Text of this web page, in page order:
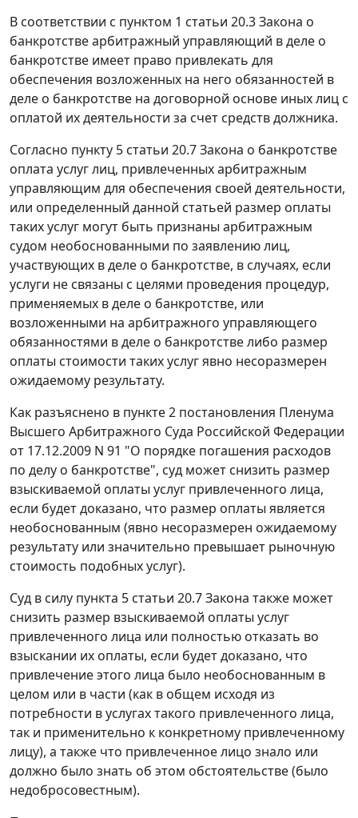
В соответствии с пунктом 1 статьи 20.3Закона о
банкротстве арбитражный управляющий в деле о
банкротстве имеет право привлекать для
обеспечения возложенных на него обязанностей в
деле о банкротстве на договорной основе иных лиц с
оплатой их деятельности за счет средств должника.
Согласно пункту 5 статьи 20.7Закона о банкротстве
оплата услуг лиц, привлеченных арбитражным
управляющим для обеспечения своей деятельности,
или определенный данной статьей размер оплаты
таких услуг могут быть признаны арбитражным
судом необоснованными по заявлению лиц,
участвующих в деле о банкротстве, в случаях, если
услуги не связаны с целями проведения процедур,
применяемых в деле о банкротстве, или
возложенными на арбитражного управляющего
обязанностями в деле о банкротстве либо размер
оплаты стоимости таких услуг явно несоразмерен
ожидаемому результату.
Как разъяснено в пункте 2 постановления Пленума
Высшего Арбитражного Суда Российской Федерации
от 17.12.2009 N 91 "О порядке погашения расходов
по делу о банкротстве", суд может снизить размер
взыскиваемой оплаты услуг привлеченного лица,
если будет доказано, что размер оплаты является
необоснованным (явно несоразмерен ожидаемому
результату или значительно превышает рыночную
стоимость подобных услуг).
Суд в силу пункта 5 статьи 20.7Закона также может
снизить размер взыскиваемой оплаты услуг
привлеченного лица или полностью отказать во
взыскании их оплаты, если будет доказано, что
привлечение этого лица было необоснованным в
целом или в части (как в общем исходя из
потребности в услугах такого привлеченного лица,
так и применительно к конкретному привлеченному
лицу), а также что привлеченное лицо знало или
должно было знать об этом обстоятельстве (было
недобросовестным).